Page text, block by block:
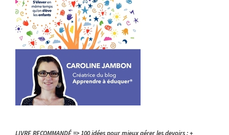
LIVRE RECOMMANDÉ => 100 idées pour mieux gérer les devoirs : +